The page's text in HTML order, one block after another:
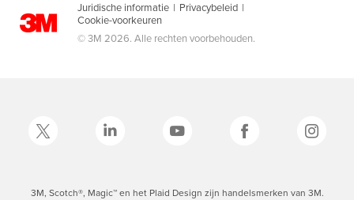
Juridische informatie | Privacybeleid |
Cookie-voorkeuren
© 3M 2026. Alle rechten voorbehouden.
3M, Scotch®, Magic™ en het Plaid Design zijn handelsmerken van 3M.